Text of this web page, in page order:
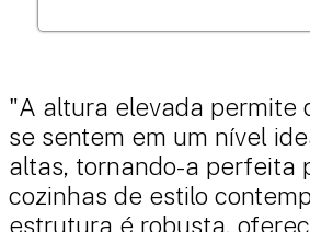
"A altura elevada permite
se sentem em um nível
altas, tornando-a perfeita
cozinhas de estilo
estrutura é robusta,